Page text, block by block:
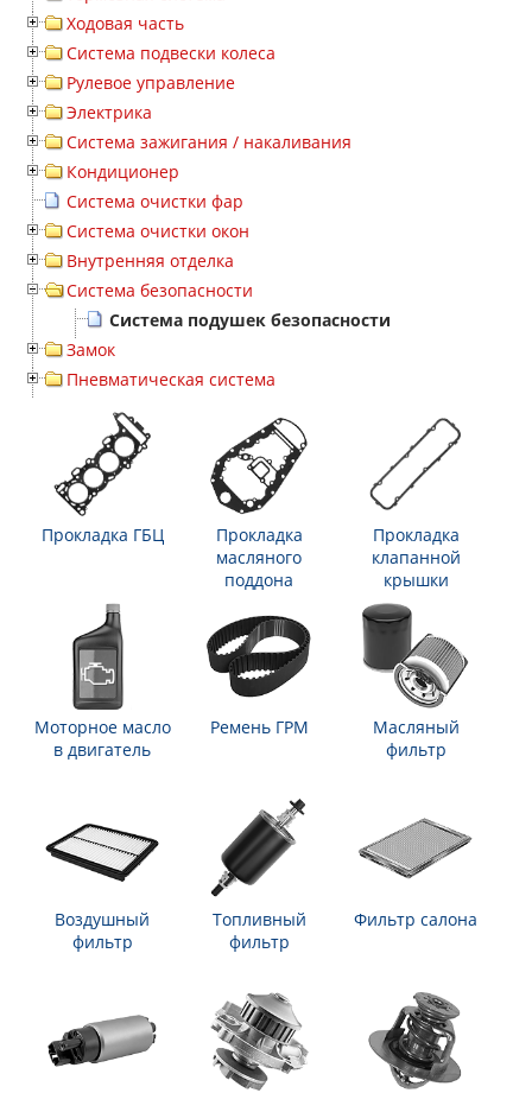
Ходовая часть
Система подвески колеса
Рулевое управление
Электрика
Система зажигания / накаливания
Кондиционер
Система очистки фар
Система очистки окон
Внутренняя отделка
Система безопасности
Система подушек безопасности
Замок
Пневматическая система
Прокладка ГБЦ
Прокладка
масляного
поддона
Прокладка
клапанной
крышки
Моторное масло
в двигатель
Ремень ГРМ
Масляный
фильтр
Воздушный
фильтр
Топливный
фильтр
Фильтр салона